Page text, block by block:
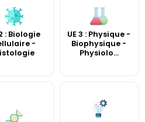
: Biologie
-
UE 3 : Physique -
Biophysique -
Physiolo...